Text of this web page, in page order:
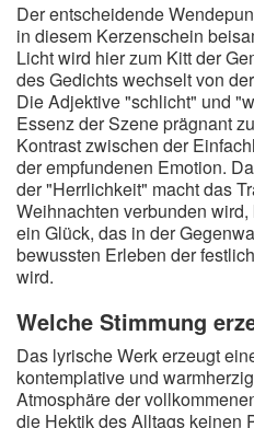
Der entscheidende
in diesem Kerzenschein
Licht wird hier zum Kitt der
des Gedichts wechselt von
Die Adjektive "schlicht" und
Essenz der Szene prägnant
Kontrast zwischen der
der empfundenen Emotion.
der "Herrlichkeit" macht das
Weihnachten verbunden
ein Glück, das in der
bewussten Erleben der
wird.
Welche Stimmung
Das lyrische Werk erzeugt
kontemplative und
Atmosphäre der
die Hektik des Alltags keinen